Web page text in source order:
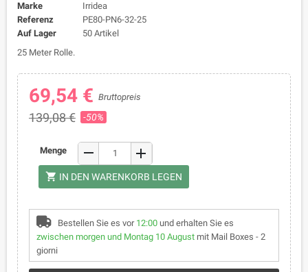
Marke
Irridea
Referenz
PE80-PN6-32-25
Auf Lager
50 Artikel
25 Meter Rolle.
69,54 € Bruttopreis
139,08 € -50%
Menge remove add
shopping_cart IN DEN WARENKORB LEGEN
Bestellen Sie es vor 12:00 und erhalten Sie es
zwischen morgen und Montag 10 August mit Mail Boxes - 2
giorni